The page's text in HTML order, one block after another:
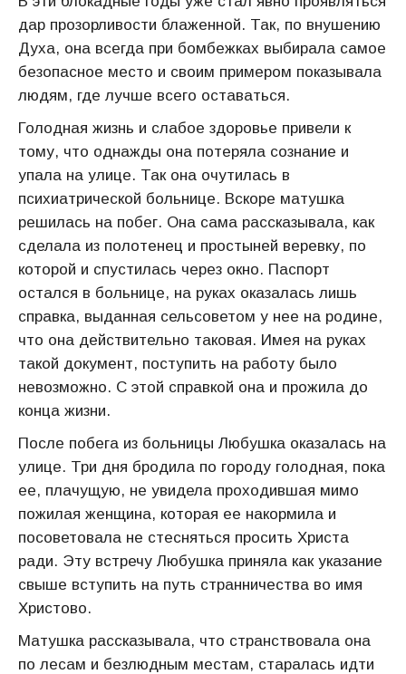
дар прозорливости блаженной. Так, по внушению
Духа, она всегда при бомбежках выбирала самое
безопасное место и своим примером показывала
людям, где лучше всего оставаться.
Голодная жизнь и слабое здоровье привели к
тому, что однажды она потеряла сознание и
упала на улице. Так она очутилась в
психиатрической больнице. Вскоре матушка
решилась на побег. Она сама рассказывала, как
сделала из полотенец и простыней веревку, по
которой и спустилась через окно. Паспорт
остался в больнице, на руках оказалась лишь
справка, выданная сельсоветом у нее на родине,
что она действительно таковая. Имея на руках
такой документ, поступить на работу было
невозможно. С этой справкой она и прожила до
конца жизни.
После побега из больницы Любушка оказалась на
улице. Три дня бродила по городу голодная, пока
ее, плачущую, не увидела проходившая мимо
пожилая женщина, которая ее накормила и
посоветовала не стесняться просить Христа
ради. Эту встречу Любушка приняла как указание
свыше вступить на путь странничества во имя
Христово.
Матушка рассказывала, что странствовала она
по лесам и безлюдным местам, старалась идти